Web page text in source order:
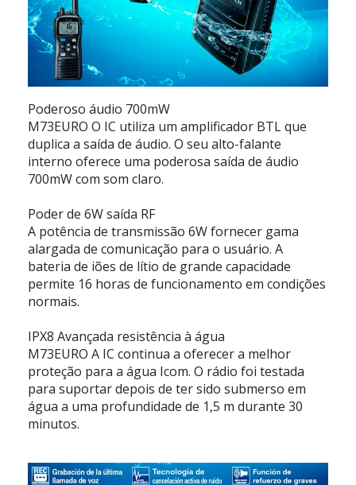
Poderoso áudio 700mW
M73EURO O IC utiliza um amplificador BTL que
duplica a saída de áudio. O seu alto-falante
interno oferece uma poderosa saída de áudio
700mW com som claro.
Poder de 6W saída RF
A potência de transmissão 6W fornecer gama
alargada de comunicação para o usuário. A
bateria de iões de lítio de grande capacidade
permite 16 horas de funcionamento em condições
normais.
IPX8 Avançada resistência à água
M73EURO A IC continua a oferecer a melhor
proteção para a água Icom. O rádio foi testada
para suportar depois de ter sido submerso em
água a uma profundidade de 1,5 m durante 30
minutos.